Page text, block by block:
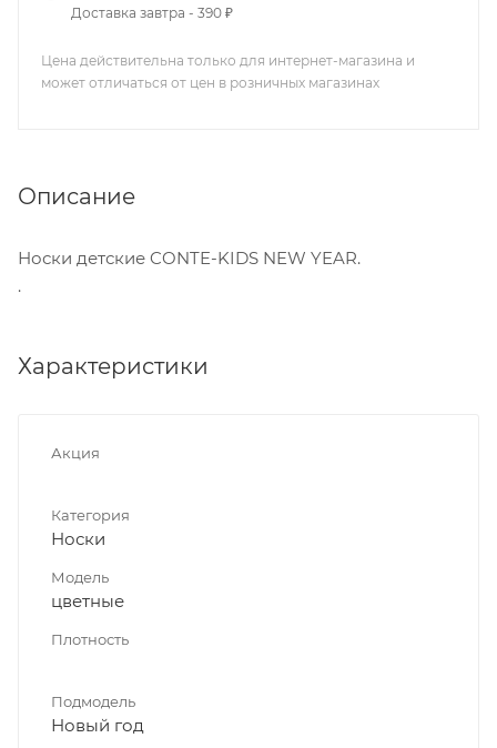
Доставка завтра - 390 ₽
Цена действительна только для интернет-магазина и
может отличаться от цен в розничных магазинах
Описание
Носки детские CONTE-KIDS NEW YEAR.
.
Характеристики
Акция
Категория
Носки
Модель
цветные
Плотность
Подмодель
Новый год